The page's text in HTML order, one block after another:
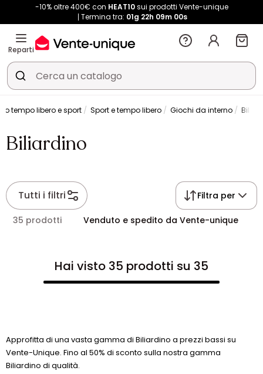
-10% oltre 400€ con HEAT10sui prodotti Vente-unique
Termina tra: 01g 22h 09m 00s
Reparti
tempo libero e sport Sport e tempo libero Giochi da interno
Biliardino
Tutti i filtri Filtra per
35 prodotti Venduto e spedito da Vente-unique
Hai visto 35 prodotti su 35
Approfitta di una vasta gamma di Biliardino a prezzi bassi su
Vente-Unique. Fino al 50% di sconto sulla nostra gamma
Biliardino di qualità.